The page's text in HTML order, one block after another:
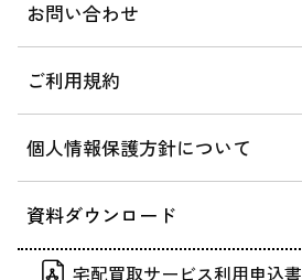
お問い合わせ
ご利用規約
個人情報保護方針について
資料ダウンロード
宅配買取サービス利用申込書